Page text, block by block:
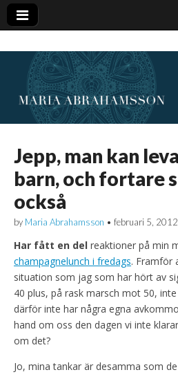
Jepp, man kan
barn, och fortare
också
by Maria Abrahamsson • februari 5, 2012
Har fått en del reaktioner på min
champagnelunch i fredags. Framför
situation som jag som har hört av
40 plus, på rask marsch mot 50,
därför inte har några egna
hand om oss den dagen vi inte
om det?
Jo, mina tankar är desamma som